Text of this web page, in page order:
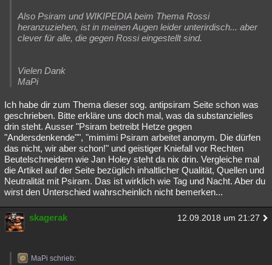
Also Psiram und WIKIPEDIA beim Thema Rossi
heranzuziehen, ist in meinen Augen leider unterirdisch... aber
clever für alle, die gegen Rossi eingestellt sind.
Vielen Dank
MaPi
Ich habe dir zum Thema dieser sog. antipsiram Seite schon was
geschrieben. Bitte erkläre uns doch mal, was da substanzielles
drin steht. Ausser "Psiram betreibt Hetze gegen
"Andersdenkende"", "mimimi Psiram arbeitet anonym. Die dürfen
das nicht, wir aber schon!" und geistiger Kniefall vor Rechten
Beutelschneidern wie Jan Holey steht da nix drin. Vergleiche mal
die Artikel auf der Seite bezüglich inhaltlicher Qualität, Quellen und
Neutralität mit Psiram. Das ist wirklich wie Tag und Nacht. Aber du
wirst den Unterschied wahrscheinlich nicht bemerken...
skagerak 12.09.2018 um 21:27
MaPi schrieb: